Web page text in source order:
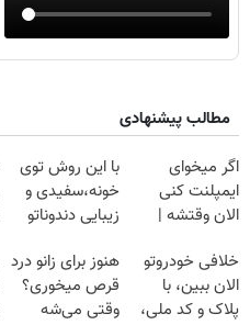
مطالب پیشنهادی
اگر میخوای
ایمپلنت کنی
الان وقتشه |
میلیون تومان!!!
با این روش توی
خونه،سفیدی و
زیبایی دندوناتو
(40%off)
خلافی خودروتو
الان ببین، با
پلاک و کد ملی،
هنوز برای زانو درد
قرص میخوری؟
وقتی می‌شه